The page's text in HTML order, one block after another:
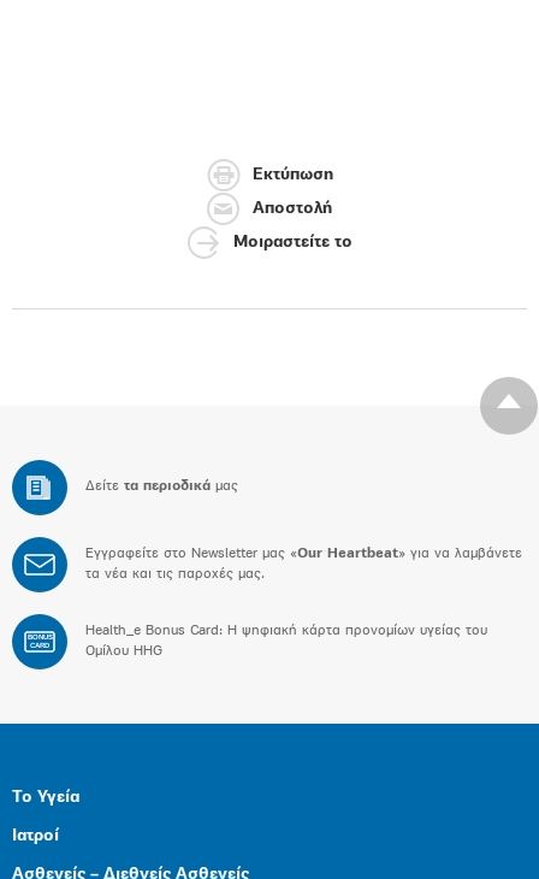
Εκτύπωση
Αποστολή
Μοιραστείτε το
Δείτε τα περιοδικά μας
Εγγραφείτε στο Newsletter μας «Our Heartbeat» για να λαμβάνετε
τα νέα και τις παροχές μας.
BONUS
CARD
Health_e Bonus Card: H ψηφιακή κάρτα προνομίων υγείας του
Ομίλου HHG
Το Υγεία
Ιατροί
Ασθενείς – Διεθνείς Ασθενείς